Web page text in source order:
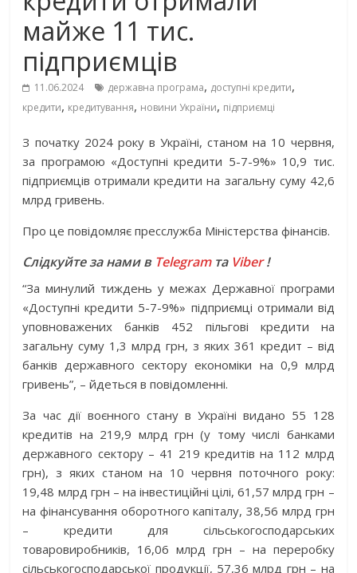
майже 11 тис.
підприємців
11.06.2024 державна програма, доступні кредити,
кредити, кредитування, новини України, підприємці
З початку 2024 року в Україні, станом на 10 червня,
за програмою «Доступні кредити 5-7-9%» 10,9 тис.
підприємців отримали кредити на загальну суму 42,6
млрд гривень.
Про це повідомляє пресслужба Міністерства фінансів.
Слідкуйте за нами в Telegramта Viber!
“За минулий тиждень у межах Державної програми
«Доступні кредити 5-7-9%» підприємці отримали від
уповноважених банків 452 пільгові кредити на
загальну суму 1,3 млрд грн, з яких 361 кредит – від
банків державного сектору економіки на 0,9 млрд
гривень”, – йдеться в повідомленні.
За час дії воєнного стану в Україні видано 55 128
кредитів на 219,9 млрд грн (у тому числі банками
державного сектору – 41 219 кредитів на 112 млрд
грн), з яких станом на 10 червня поточного року:
19,48 млрд грн – на інвестиційні цілі, 61,57 млрд грн –
на фінансування оборотного капіталу, 38,56 млрд грн
– кредити для сільськогосподарських
товаровиробників, 16,06 млрд грн – на переробку
сільськогосподарської продукції, 57,36 млрд грн – на